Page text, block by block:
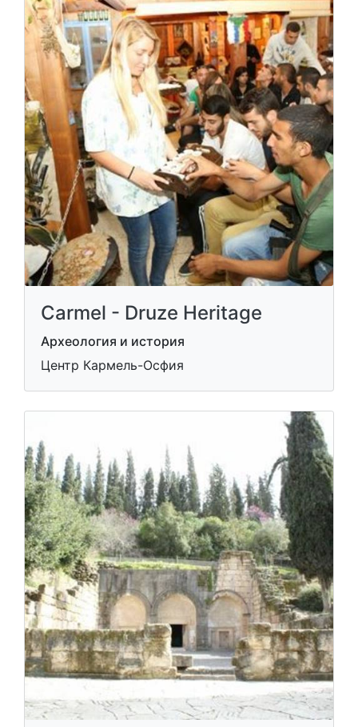
Carmel - Druze Heritage
Археология и история
Центр Кармель-Осфия